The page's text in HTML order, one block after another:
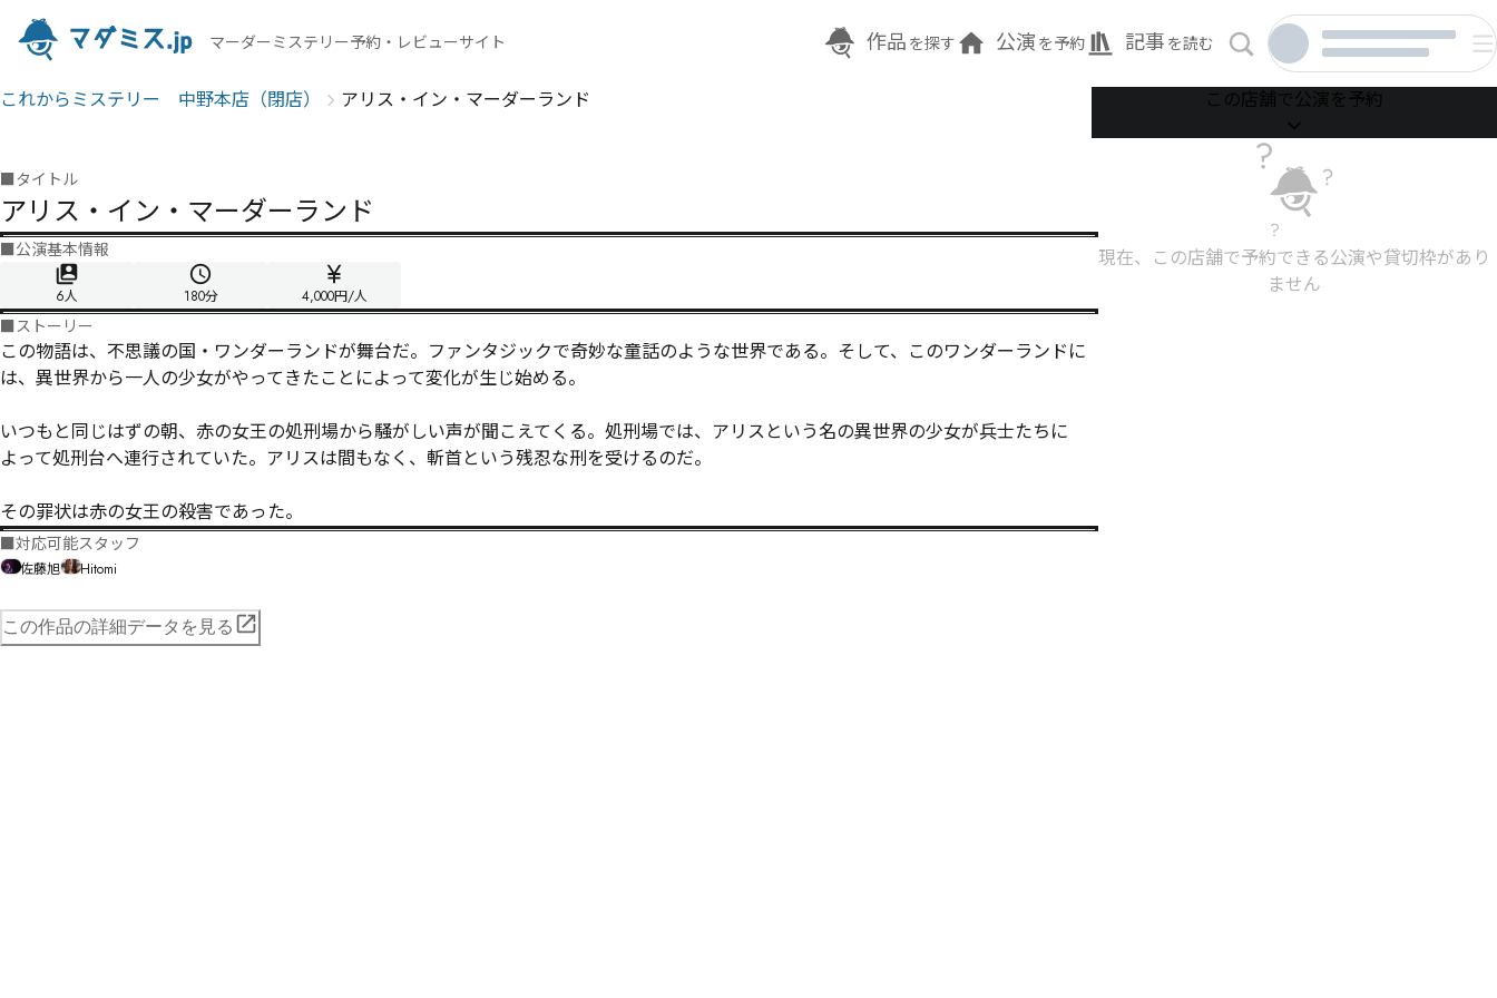
マーダーミステリー予約・レビューサイト 作品 を探す 公演 を予約 記事 を読む
これからミステリー 中野本店（閉店） アリス・イン・マーダーランド
■タイトル
アリス・イン・マーダーランド
■公演基本情報
6人 180分 4,000円/人
■ストーリー
この物語は、不思議の国・ワンダーランドが舞台だ。ファンタジックで奇妙な童話のような世界である。そして、このワンダーランドに
は、異世界から一人の少女がやってきたことによって変化が生じ始める。
いつもと同じはずの朝、赤の女王の処刑場から騒がしい声が聞こえてくる。処刑場では、アリスという名の異世界の少女が兵士たちに
よって処刑台へ連行されていた。アリスは間もなく、斬首という残忍な刑を受けるのだ。
​その罪状は――赤の女王の殺害であった。
■対応可能スタッフ
佐藤旭 Hitomi
この作品の詳細データを見る
この店舗で公演を予約
現在、この店舗で予約できる公演や貸切枠があり
ません